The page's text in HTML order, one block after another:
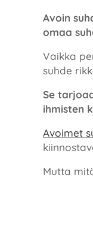
Avoin
omaa
Vaikka
suhde
Se
ihmisten
Avoimet
Mutta